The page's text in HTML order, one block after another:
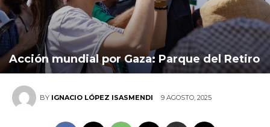
Acción mundial por Gaza: Parque del Retiro
BY IGNACIO LÓPEZ ISASMENDI 9 AGOSTO, 2025